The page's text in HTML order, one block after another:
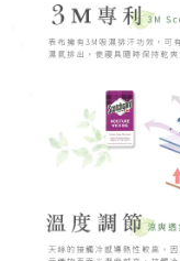
恩沛科技股份有限公司將